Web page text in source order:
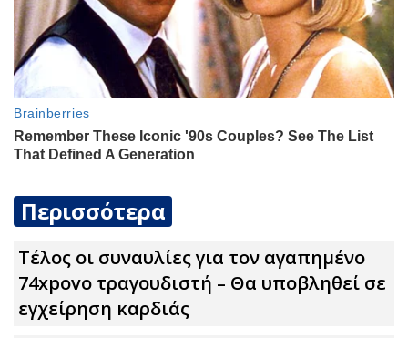
Περισσότερα
Τέλος οι συναυλίες για τον αγαπημένο
74xpovo τραγουδιστή – Θα υποβληθεί σε
εγχείρηση καρδιάς